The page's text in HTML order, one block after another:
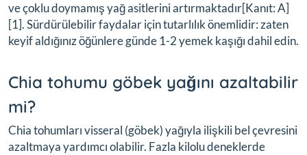
ve çoklu doymamış yağ asitlerini artırmaktadır[Kanıt: A]
[1]. Sürdürülebilir faydalar için tutarlılık önemlidir: zaten
keyif aldığınız öğünlere günde 1-2 yemek kaşığı dahil edin.
Chia tohumu göbek yağını azaltabilir
mi?
Chia tohumları visseral (göbek) yağıyla ilişkili bel çevresini
azaltmaya yardımcı olabilir. Fazla kilolu deneklerde